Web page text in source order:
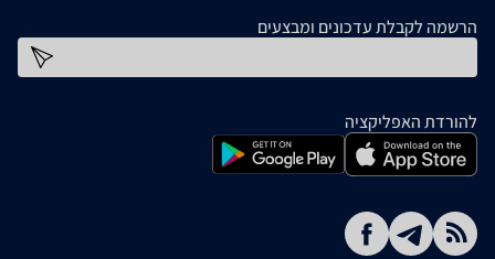
הרשמה לקבלת עדכונים ומבצעים
להורדת האפליקציה